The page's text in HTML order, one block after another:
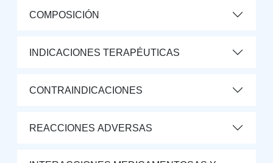
COMPOSICIÓN
INDICACIONES TERAPÉUTICAS
CONTRAINDICACIONES
REACCIONES ADVERSAS